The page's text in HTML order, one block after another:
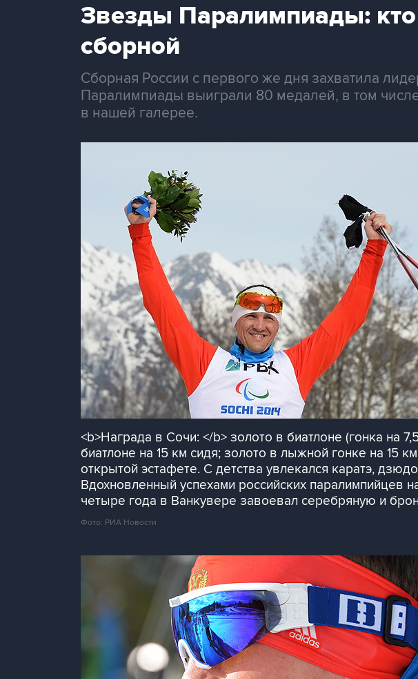
Звезды Паралимпиады:
сборной
Сборная России с первого же дня захватила
Паралимпиады выиграли 80 медалей, в том
в нашей галерее.
<b>Награда в Сочи: </b> золото в биатлоне (гонка на
биатлоне на 15 км сидя; золото в лыжной гонке на 15
открытой эстафете. С детства увлекался каратэ,
Вдохновленный успехами российских паралимпийцев
четыре года в Ванкувере завоевал серебряную и
Фото: РИА Новости